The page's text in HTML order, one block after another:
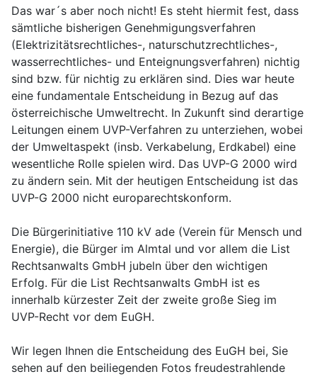
Das war´s aber noch nicht! Es steht hiermit fest, dass
sämtliche bisherigen Genehmigungsverfahren
(Elektrizitätsrechtliches-, naturschutzrechtliches-,
wasserrechtliches- und Enteignungsverfahren) nichtig
sind bzw. für nichtig zu erklären sind. Dies war heute
eine fundamentale Entscheidung in Bezug auf das
österreichische Umweltrecht. In Zukunft sind derartige
Leitungen einem UVP-Verfahren zu unterziehen, wobei
der Umweltaspekt (insb. Verkabelung, Erdkabel) eine
wesentliche Rolle spielen wird. Das UVP-G 2000 wird
zu ändern sein. Mit der heutigen Entscheidung ist das
UVP-G 2000 nicht europarechtskonform.
Die Bürgerinitiative 110 kV ade (Verein für Mensch und
Energie), die Bürger im Almtal und vor allem die List
Rechtsanwalts GmbH jubeln über den wichtigen
Erfolg. Für die List Rechtsanwalts GmbH ist es
innerhalb kürzester Zeit der zweite große Sieg im
UVP-Recht vor dem EuGH.
Wir legen Ihnen die Entscheidung des EuGH bei, Sie
sehen auf den beiliegenden Fotos freudestrahlende